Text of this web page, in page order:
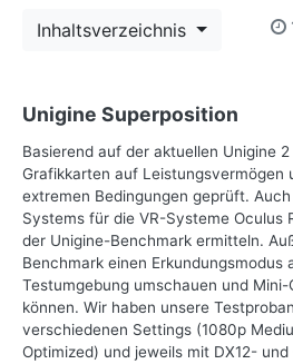
Inhaltsverzeichnis
Unigine Superposition
Basierend auf der aktuellen Unigine
Grafikkarten auf Leistungsvermögen
extremen Bedingungen geprüft.
Systems für die VR-Systeme Oculus
der Unigine-Benchmark ermitteln.
Benchmark einen Erkundungsmodus
Testumgebung umschauen und
können. Wir haben unsere
verschiedenen Settings (1080p
Optimized) und jeweils mit DX12-